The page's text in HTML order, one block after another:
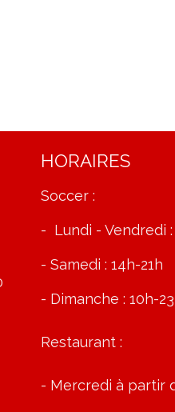
HORAIRES
Soccer :
- Lundi - Vendredi :
- Samedi : 14h-21h
- Dimanche : 10h-
Restaurant :
- Mercredi à partir